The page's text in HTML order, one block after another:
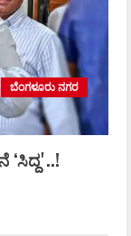
ಬೆಂಗಳೂರು ನಗರ